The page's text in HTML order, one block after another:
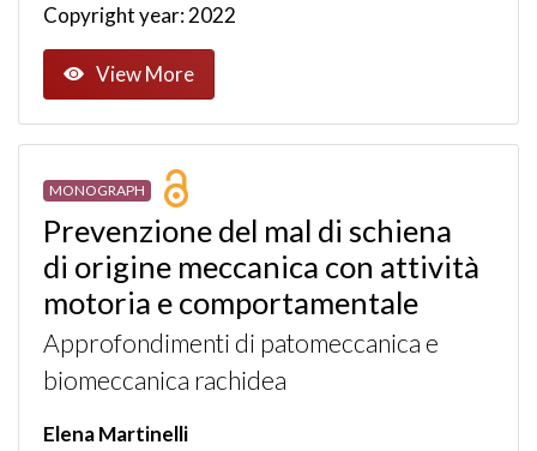
Copyright year: 2022
View More
MONOGRAPH
Prevenzione del mal di schiena
di origine meccanica con attività
motoria e comportamentale
Approfondimenti di patomeccanica e
biomeccanica rachidea
Elena Martinelli